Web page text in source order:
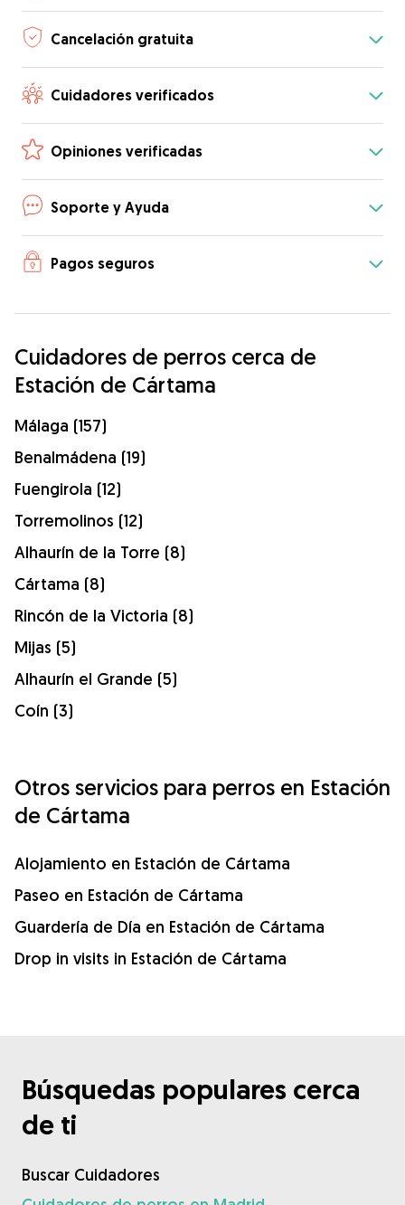
Cancelación gratuita
Cuidadores verificados
Opiniones verificadas
Soporte y Ayuda
Pagos seguros
Cuidadores de perros cerca de
Estación de Cártama
Málaga (157)
Benalmádena (19)
Fuengirola (12)
Torremolinos (12)
Alhaurín de la Torre (8)
Cártama (8)
Rincón de la Victoria (8)
Mijas (5)
Alhaurín el Grande (5)
Coín (3)
Otros servicios para perros en Estación
de Cártama
Alojamiento en Estación de Cártama
Paseo en Estación de Cártama
Guardería de Día en Estación de Cártama
Drop in visits in Estación de Cártama
Búsquedas populares cerca
de ti
Buscar Cuidadores